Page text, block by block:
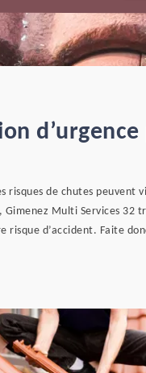
de chutes peuvent
Multi Services
d’accident. Faite